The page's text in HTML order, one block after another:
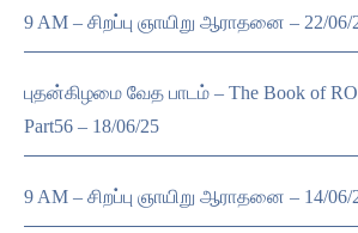
9 AM – சிறப்பு ஞாயிறு ஆராதனை – 22/06/
புதன்கிழமை வேத பாடம் – The Book of
Part56 – 18/06/25
9 AM – சிறப்பு ஞாயிறு ஆராதனை – 14/06/